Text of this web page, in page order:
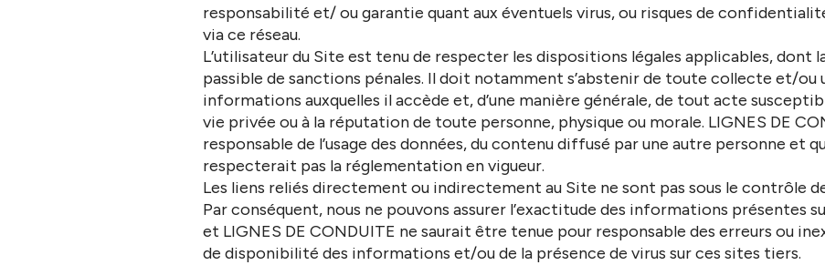
responsabilité et/ ou garantie quant aux éventuels virus, ou risques de
via ce réseau.
L’utilisateur du Site est tenu de respecter les dispositions légales applicables, dont
passible de sanctions pénales. Il doit notamment s’abstenir de toute collecte et/
informations auxquelles il accède et, d’une manière générale, de tout acte
vie privée ou à la réputation de toute personne, physique ou morale. LIGNES DE
responsable de l’usage des données, du contenu diffusé par une autre personne et
respecterait pas la réglementation en vigueur.
Les liens reliés directement ou indirectement au Site ne sont pas sous le contrôle
Par conséquent, nous ne pouvons assurer l’exactitude des informations présentes
et LIGNES DE CONDUITE ne saurait être tenue pour responsable des erreurs ou
de disponibilité des informations et/ou de la présence de virus sur ces sites tiers.